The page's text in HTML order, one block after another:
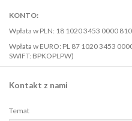
KONTO:
Wpłata w PLN: 18 1020 3453 0000
Wpłata w EURO: PL 87 1020 3453
SWIFT: BPKOPLPW)
Kontakt z nami
Temat